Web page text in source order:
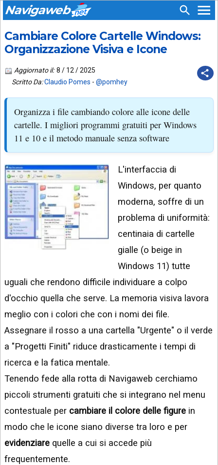
Navigaweb
HOME
SIAMO
SUPPORTO
CONTATTA
PIÙ
LETTI
ULTIMI
POST
ARCHIVIO
VIDEO
IPHONE
ANDROID
AI
APPS
APPS
TECNOLOGIA
STRUMENTI
WEB
SEGUICI
SU:
APP
ANDROID
EMAIL
TELEGRAM
TIKTOK
YOUTUBE
X
INSTAGRAM
GOOGLE
Cambiare Colore Cartelle Windows:
Organizzazione Visiva e Icone
Aggiornato il: 8 / 12 / 2025
Scritto Da:Claudio Pomes - @pomhey
Organizza i file cambiando colore alle icone delle
cartelle. I migliori programmi gratuiti per Windows
11 e 10 e il metodo manuale senza software
L'interfaccia di
Windows, per quanto
moderna, soffre di un
problema di uniformità:
centinaia di cartelle
gialle (o beige in
Windows 11) tutte
uguali che rendono difficile individuare a colpo
d'occhio quella che serve. La memoria visiva lavora
meglio con i colori che con i nomi dei file.
Assegnare il rosso a una cartella "Urgente" o il verde
a "Progetti Finiti" riduce drasticamente i tempi di
ricerca e la fatica mentale.
Tenendo fede alla rotta di Navigaweb cerchiamo
piccoli strumenti gratuiti che si integrano nel menu
contestuale per cambiare il colore delle figure in
modo che le icone siano diverse tra loro e per
evidenziare quelle a cui si accede più
frequentemente.